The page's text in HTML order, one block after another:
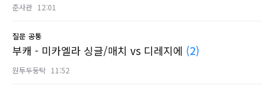
준사관 12:01
질문 공통
부캐 - 미카엘라 싱글/매치 vs 디레지에 (2)
원투두둥탁 11:52